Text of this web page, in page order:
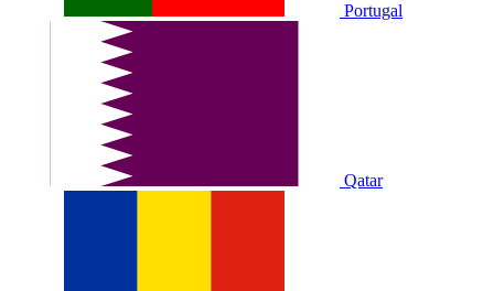
Portugal
Qatar